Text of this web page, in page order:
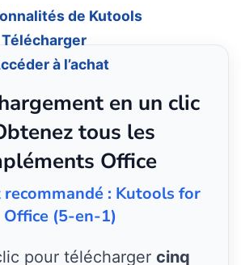
de Kutools
Télécharger
à l’achat
en un clic
tous les
Office
: Kutools for
Office (5-en-1)
pour télécharger cinq